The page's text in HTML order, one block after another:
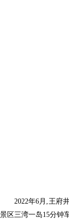
2022年6月,王府
景区三湾一岛15分钟